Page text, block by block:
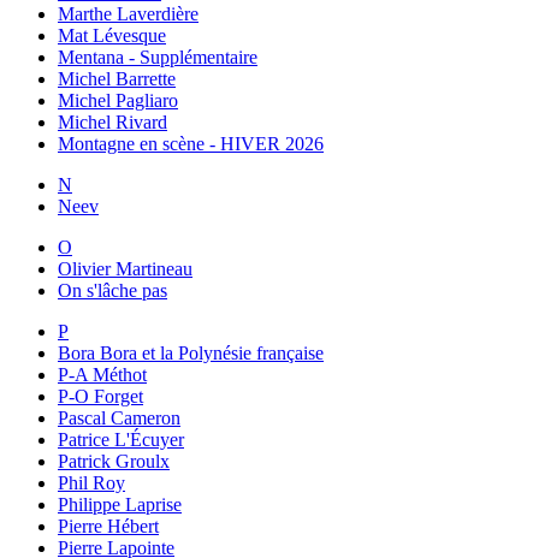
Marthe Laverdière
Mat Lévesque
Mentana - Supplémentaire
Michel Barrette
Michel Pagliaro
Michel Rivard
Montagne en scène - HIVER 2026
N
Neev
O
Olivier Martineau
On s'lâche pas
P
Bora Bora et la Polynésie française
P-A Méthot
P-O Forget
Pascal Cameron
Patrice L'Écuyer
Patrick Groulx
Phil Roy
Philippe Laprise
Pierre Hébert
Pierre Lapointe